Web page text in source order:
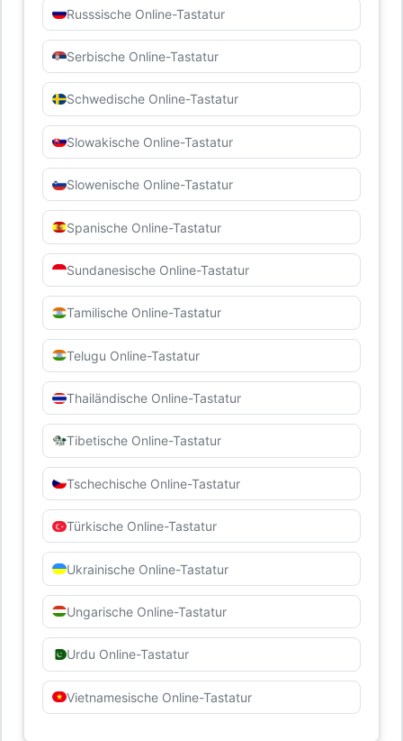
Russsische Online-Tastatur
Serbische Online-Tastatur
Schwedische Online-Tastatur
Slowakische Online-Tastatur
Slowenische Online-Tastatur
Spanische Online-Tastatur
Sundanesische Online-Tastatur
Tamilische Online-Tastatur
Telugu Online-Tastatur
Thailändische Online-Tastatur
Tibetische Online-Tastatur
Tschechische Online-Tastatur
Türkische Online-Tastatur
Ukrainische Online-Tastatur
Ungarische Online-Tastatur
Urdu Online-Tastatur
Vietnamesische Online-Tastatur